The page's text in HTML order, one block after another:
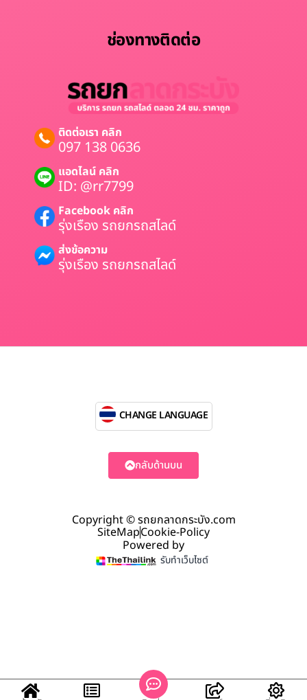
ช่องทางติดต่อ
ติดต่อเรา คลิก
097 138 0636
แอดไลน์ คลิก
ID: @rr7799
Facebook คลิก
รุ่งเรือง รถยกรถสไลด์
ส่งข้อความ
รุ่งเรือง รถยกรถสไลด์
Copyright © รถยกลาดกระบัง.com
SiteMapCookie-Policy
Powered by
รับทำเว็บไซต์
CHANGE LANGUAGE
กลับด้านบน